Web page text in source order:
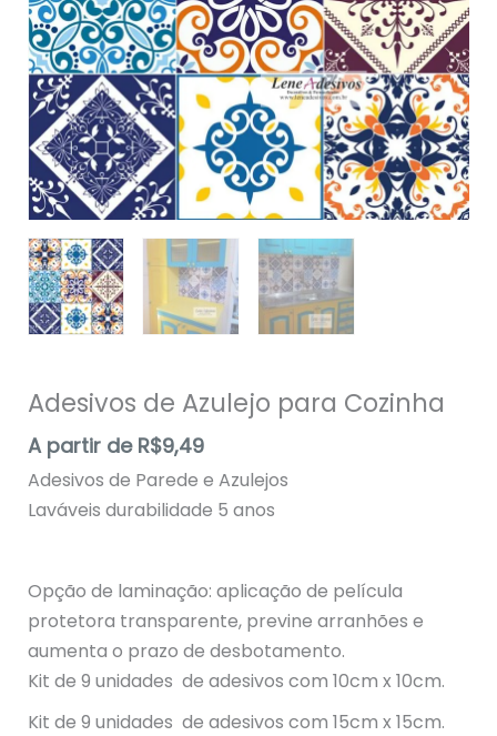
Adesivos de Azulejo para Cozinha
A partir de R$9,49
Adesivos de Parede e Azulejos
Laváveis durabilidade 5 anos
Opção de laminação: aplicação de película
protetora transparente, previne arranhões e
aumenta o prazo de desbotamento.
Kit de 9 unidades de adesivos com 10cm x 10cm.
Kit de 9 unidades de adesivos com 15cm x 15cm.